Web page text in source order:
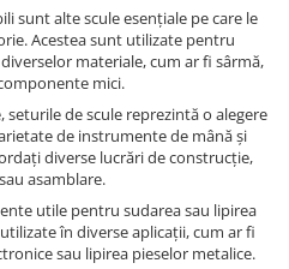
sunt alte scule esențiale pe care le
Acestea sunt utilizate pentru
materiale, cum ar fi sârmă,
mici.
de scule reprezintă o alegere
de instrumente de mână și
diverse lucrări de construcție,
asamblare.
utile pentru sudarea sau lipirea
în diverse aplicații, cum ar fi
sau lipirea pieselor metalice.